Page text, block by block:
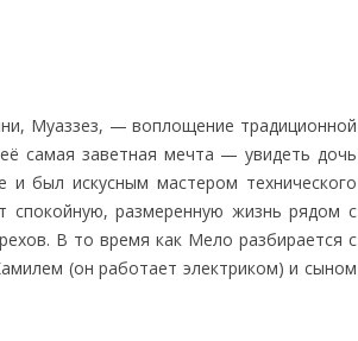
Муаззез, — воплощение традиционной
самая заветная мечта — увидеть дочь
был искусным мастером технического
спокойную, размеренную жизнь рядом с
В то время как Мело разбирается с
(он работает электриком) и сыном